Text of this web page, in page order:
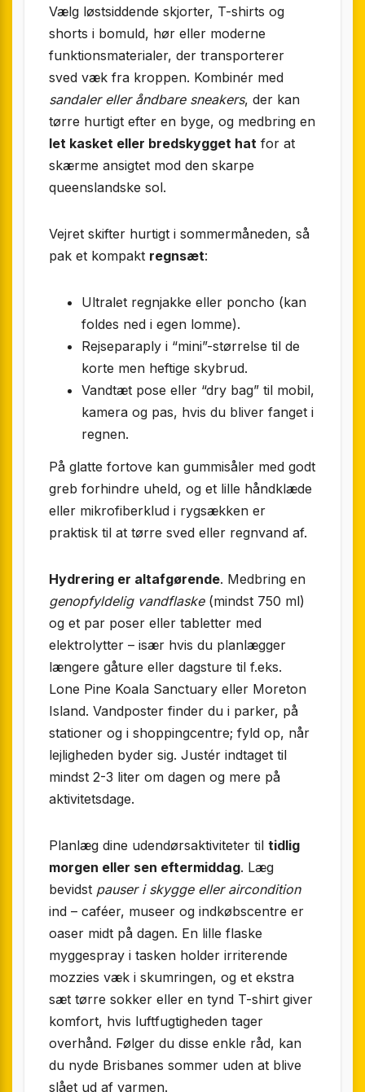
Vælg løstsiddende skjorter, T-shirts og
shorts i bomuld, hør eller moderne
funktionsmaterialer, der transporterer
sved væk fra kroppen. Kombinér med
sandaler eller åndbare sneakers, der kan
tørre hurtigt efter en byge, og medbring en
let kasket eller bredskygget hat for at
skærme ansigtet mod den skarpe
queenslandske sol.
Vejret skifter hurtigt i sommermåneden, så
pak et kompakt regnsæt:
Ultralet regnjakke eller poncho (kan
foldes ned i egen lomme).
Rejseparaply i “mini”-størrelse til de
korte men heftige skybrud.
Vandtæt pose eller “dry bag” til mobil,
kamera og pas, hvis du bliver fanget i
regnen.
På glatte fortove kan gummisåler med godt
greb forhindre uheld, og et lille håndklæde
eller mikrofiberklud i rygsækken er
praktisk til at tørre sved eller regnvand af.
Hydrering er altafgørende. Medbring en
genopfyldelig vandflaske(mindst 750 ml)
og et par poser eller tabletter med
elektrolytter – især hvis du planlægger
længere gåture eller dagsture til f.eks.
Lone Pine Koala Sanctuary eller Moreton
Island. Vandposter finder du i parker, på
stationer og i shoppingcentre; fyld op, når
lejligheden byder sig. Justér indtaget til
mindst 2-3 liter om dagen og mere på
aktivitetsdage.
Planlæg dine udendørsaktiviteter til tidlig
morgen eller sen eftermiddag. Læg
bevidst pauser i skygge eller aircondition
ind – caféer, museer og indkøbscentre er
oaser midt på dagen. En lille flaske
myggespray i tasken holder irriterende
mozzies væk i skumringen, og et ekstra
sæt tørre sokker eller en tynd T-shirt giver
komfort, hvis luftfugtigheden tager
overhånd. Følger du disse enkle råd, kan
du nyde Brisbanes sommer uden at blive
slået ud af varmen.